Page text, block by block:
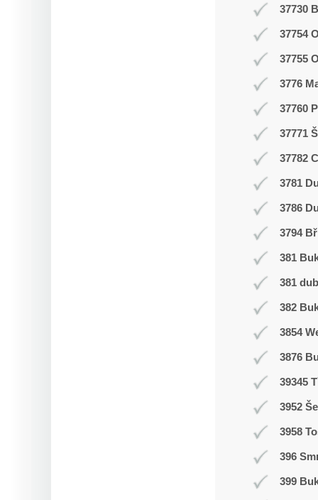
37730
37754
37755
3776
37760
37771
37782
3781
3786
3794
381
381 dub
382
3854
3876
39345
3952
3958
396
399